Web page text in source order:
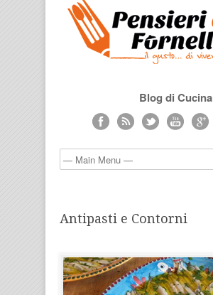
Blog di Cucina
Antipasti e Contorni